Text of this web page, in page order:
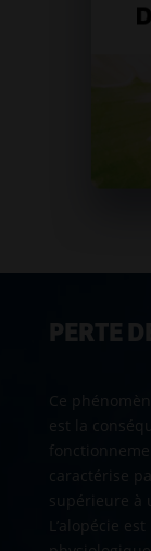
PERTE
Ce
est la
caractérise
supérieure à
L’alopécie